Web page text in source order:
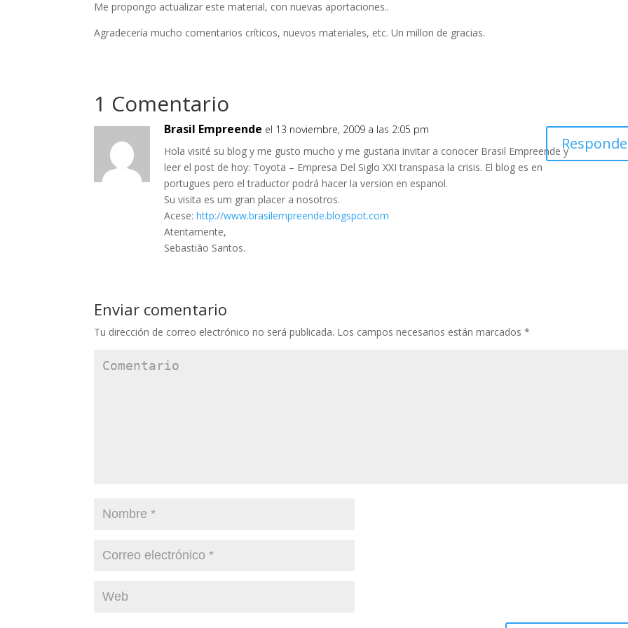
Me propongo actualizar este material, con nuevas aportaciones..
Agradecería mucho comentarios críticos, nuevos materiales, etc. Un millon de gracias.
1 Comentario
Brasil Empreende el 13 noviembre, 2009 a las 2:05 pm
Hola visité su blog y me gusto mucho y me gustaria invitar a conocer Brasil Empreende y
leer el post de hoy: Toyota – Empresa Del Siglo XXI transpasa la crisis. El blog es en
portugues pero el traductor podrá hacer la version en espanol.
Su visita es um gran placer a nosotros.
Acese:http://www.brasilempreende.blogspot.com
Atentamente,
Sebastião Santos.
Enviar comentario
Tu dirección de correo electrónico no será publicada. Los campos necesarios están marcados*